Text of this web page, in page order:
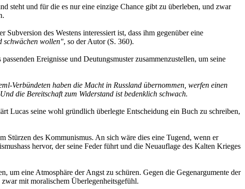
steht und für die es nur eine einzige Chance gibt zu überleben, und zwar
des Westens interessiert ist, dass ihm gegenüber eine
schwächen wollen", so der Autor (S. 360).
Ereignisse und Deutungsmuster zusammenzustellen, um seine
Verbündeten haben die Macht in Russland übernommen, werfen einen
die Bereitschaft zum Widerstand ist bedenklich schwach.
Lucas seine wohl gründlich überlegte Entscheidung ein Buch zu schreiben,
Stürzen des Kommunismus. An sich wäre dies eine Tugend, wenn er
hervor, der seine Feder führt und die Neuauflage des Kalten Krieges
eine Atmosphäre der Angst zu schüren. Gegen die Gegenargumente der
mit moralischem Überlegenheitsgefühl.